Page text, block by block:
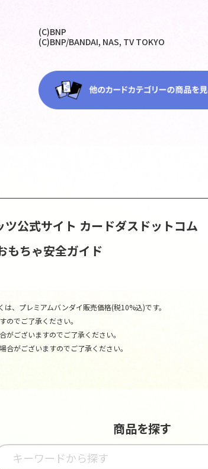
(C)BNP
(C)BNP/BANDAI, NAS, TV TOKYO
公式サイト カードダスドットコム
もちゃ安全ガイド
、プレミアムバンダイ販売価格(税10%込)です。
でご了承ください。
ございますのでご了承ください。
がございますのでご了承ください。
商品を探す